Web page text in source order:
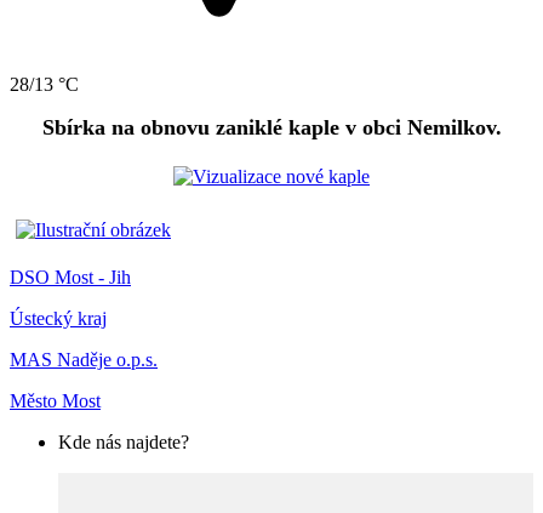
28/13 °C
Sbírka na obnovu zaniklé kaple v obci Nemilkov.
DSO Most - Jih
Ústecký kraj
MAS Naděje o.p.s.
Město Most
Kde nás najdete?